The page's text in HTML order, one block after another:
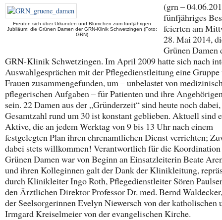
Freuten sich über Urkunden und Blümchen zum fünfjährigen
Jubiläum: die Grünen Damen der GRN-Klinik Schwetzingen (Foto:
GRN)
(grn –
fünfjähriges
feierten am
28. Mai 2014,
Grünen Damen
GRN-Klinik Schwetzingen. Im April 2009 hatte sich nach
Auswahlgesprächen mit der Pflegedienstleitung eine Gruppe
Frauen zusammengefunden, um – unbelastet von
pflegerischen Aufgaben – für Patienten und ihre
sein. 22 Damen aus der „Gründerzeit“ sind heute noch
Gesamtzahl rund um 30 ist konstant geblieben. Aktuell sind
Aktive, die an jedem Werktag von 9 bis 13 Uhr nach einem
festgelegten Plan ihren ehrenamtlichen Dienst verrichten;
dabei stets willkommen! Verantwortlich für die Koordination
Grünen Damen war von Beginn an Einsatzleiterin Beate
und ihren Kolleginnen galt der Dank der Klinikleitung,
durch Klinikleiter Ingo Roth, Pflegedienstleiter Sören
den Ärztlichen Direktor Professor Dr. med. Bernd
der Seelsorgerinnen Evelyn Niewersch von der katholischen
Irmgard Kreiselmeier von der evangelischen Kirche.